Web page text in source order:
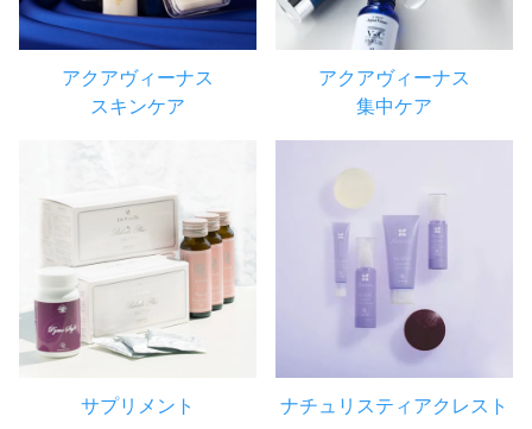
アクアヴィーナス
スキンケア
アクアヴィーナス
集中ケア
サプリメント ナチュリスティアクレスト